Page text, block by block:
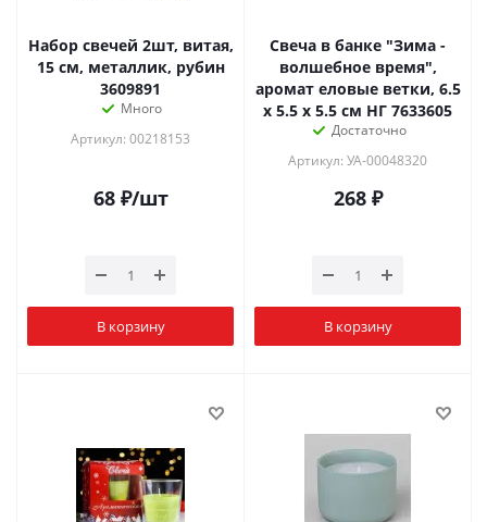
Набор свечей 2шт, витая,
15 см, металлик, рубин
3609891
Много
Артикул: 00218153
68₽/шт
В корзину
Свеча в банке "Зима -
волшебное время",
аромат еловые ветки, 6.5
х 5.5 х 5.5 см НГ 7633605
Достаточно
Артикул: УА-00048320
268₽
В корзину